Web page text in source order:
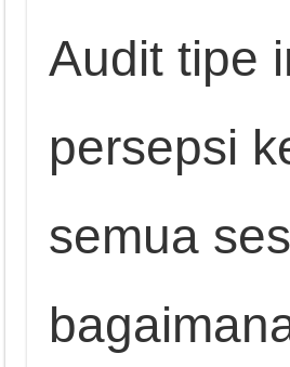
Audit tipe
persepsi
semua